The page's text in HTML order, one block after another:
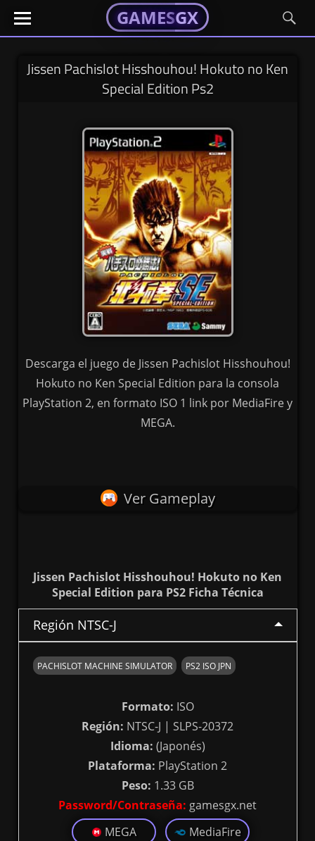
Skip
GAMESGX
El
portal
tus
GAMESGX
GAMESGX
El
portal
tus
Jissen Pachislot Hisshouhou! Hokuto no Ken
Special Edition Ps2
Descarga el juego de Jissen Pachislot Hisshouhou!
Hokuto no Ken Special Edition para la consola
PlayStation 2, en formato ISO 1 link por MediaFire y
MEGA.
Ver Gameplay
Jissen Pachislot Hisshouhou! Hokuto no Ken
Special Edition para PS2 Ficha Técnica
Región NTSC-J
PACHISLOT MACHINE SIMULATOR PS2 ISO JPN
Formato: ISO
Región: NTSC-J | SLPS-20372
Idioma: (Japonés)
Plataforma: PlayStation 2
Peso: 1.33 GB
Password/Contraseña: gamesgx.net
MEGA
MediaFire